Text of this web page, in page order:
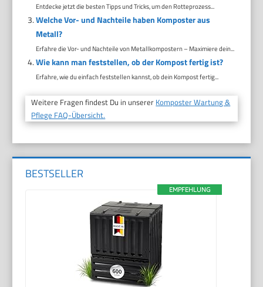
Entdecke jetzt die besten Tipps und Tricks, um den Rotteprozess...
Welche Vor- und Nachteile haben Komposter aus
Metall?
Erfahre die Vor- und Nachteile von Metallkompostern – Maximiere dein...
Wie kann man feststellen, ob der Kompost fertig ist?
Erfahre, wie du einfach feststellen kannst, ob dein Kompost fertig...
Weitere Fragen findest Du in unserer Komposter Wartung &
Pflege FAQ-Übersicht.
BESTSELLER
EMPFEHLUNG